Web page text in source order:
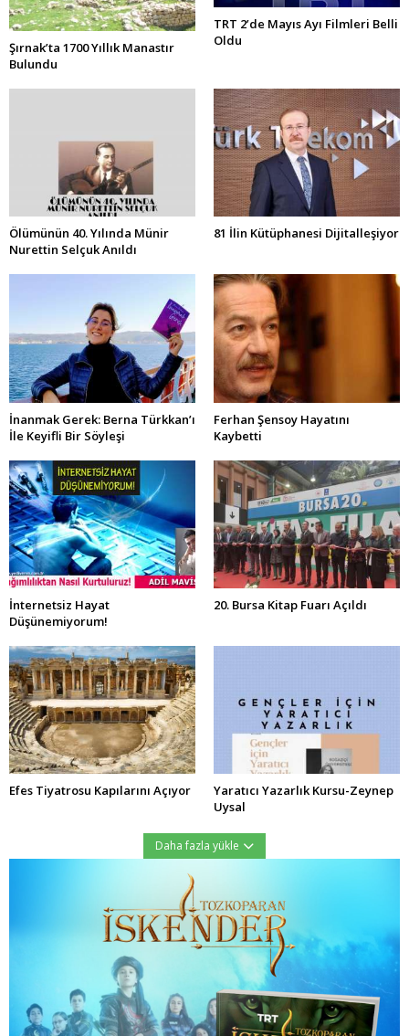
Şırnak’ta 1700 Yıllık Manastır
Bulundu
TRT 2’de Mayıs Ayı Filmleri Belli
Oldu
Ölümünün 40. Yılında Münir
Nurettin Selçuk Anıldı
81 İlin Kütüphanesi Dijitalleşiyor
İnanmak Gerek: Berna Türkkan’ı
İle Keyifli Bir Söyleşi
Ferhan Şensoy Hayatını
Kaybetti
İnternetsiz Hayat
Düşünemiyorum!
20. Bursa Kitap Fuarı Açıldı
Efes Tiyatrosu Kapılarını Açıyor
Yaratıcı Yazarlık Kursu-Zeynep
Uysal
Daha fazla yükle